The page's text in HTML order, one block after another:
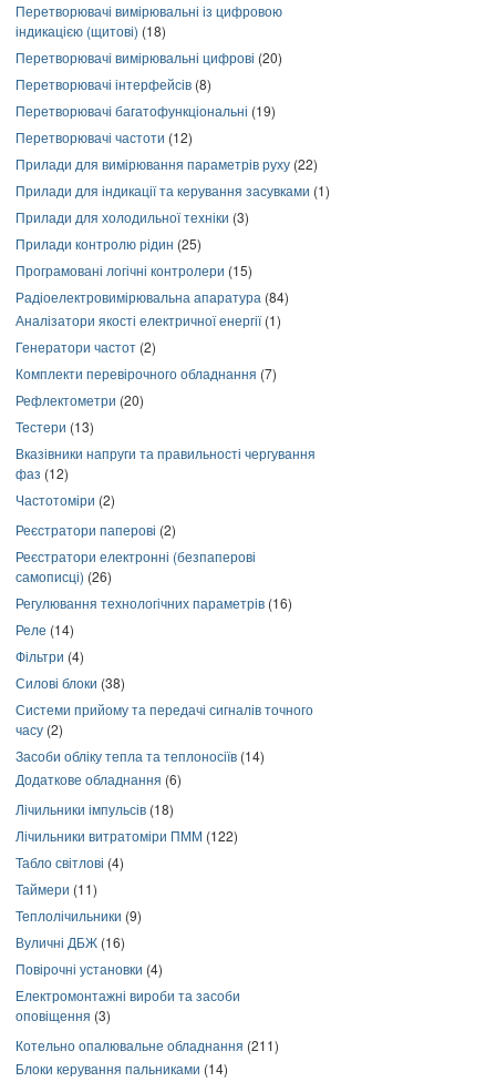
Перетворювачі вимірювальні із цифровою
індикацією (щитові) (18)
Перетворювачі вимірювальні цифрові (20)
Перетворювачі інтерфейсів (8)
Перетворювачі багатофункціональні (19)
Перетворювачі частоти (12)
Прилади для вимірювання параметрів руху (22)
Прилади для індикації та керування засувками (1)
Прилади для холодильної техніки (3)
Прилади контролю рідин (25)
Програмовані логічні контролери (15)
Радіоелектровимірювальна апаратура (84)
Аналізатори якості електричної енергії(1)
Генератори частот (2)
Комплекти перевірочного обладнання (7)
Рефлектометри (20)
Тестери (13)
Вказівники напруги та правильності чергування
фаз (12)
Частотоміри (2)
Реєстратори паперові (2)
Реєстратори електронні (безпаперові
самописці) (26)
Регулювання технологічних параметрів (16)
Реле (14)
Фільтри (4)
Силові блоки (38)
Системи прийому та передачі сигналів точного
часу (2)
Засоби обліку тепла та теплоносіїв (14)
Додаткове обладнання (6)
Лічильники імпульсів (18)
Лічильники витратоміри ПММ (122)
Табло світлові (4)
Таймери (11)
Теплолічильники (9)
Вуличні ДБЖ (16)
Повірочні установки (4)
Електромонтажні вироби та засоби
оповіщення (3)
Котельно опалювальне обладнання (211)
Блоки керування пальниками (14)